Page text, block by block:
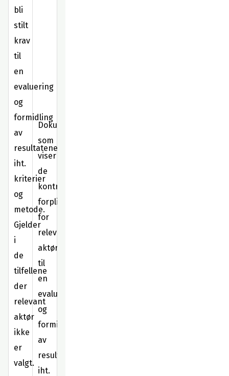
bli
stilt
krav
til
en
evaluering
og
formidling
av
resultatene
iht.
kriterier
og
metode.
Gjelder
i
de
tilfellene
der
relevant
aktør
ikke
er
valgt.
Dokumentasjon
som
viser
de
kontraktuelle
forpliktelsene
for
relevante
aktører
til
en
evaluering
og
formidling
av
resultatene
iht.